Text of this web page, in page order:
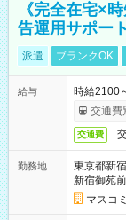
《完全在宅×
告運用サポート
派遣 ブランクOK
給与
時給2100
交通費
交通費
勤務地
東京都新
新宿御苑
マスコ